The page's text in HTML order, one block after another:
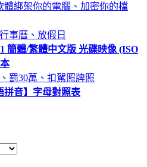
體綁架你的電腦、加密你的檔
事曆、放假日
簡體/繁體中文版 光碟映像 (ISO
罰30萬、扣駕照牌照
拼音】字母對照表